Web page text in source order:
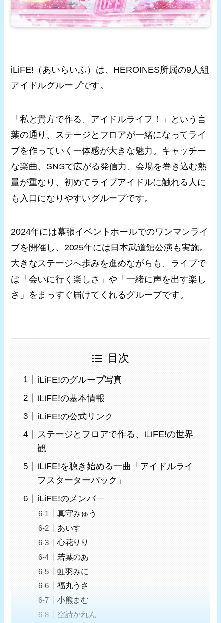
iLiFE!（あいらいふ）は、HEROINES所属の9人組
アイドルグループです。
「私と貴方で作る、アイドルライフ！」という言
葉の通り、ステージとフロアが一緒になってライ
ブを作っていく一体感が大きな魅力。キャッチー
な楽曲、SNSで広がる発信力、会場を巻き込む熱
量が重なり、初めてライブアイドルに触れる人に
も入口になりやすいグループです。
2024年には幕張イベントホールでのワンマンライ
ブを開催し、2025年には日本武道館公演も実施。
大きなステージへ歩みを進めながらも、ライブで
は「会いに行く楽しさ」や「一緒に声を出す楽し
さ」をまっすぐ届けてくれるグループです。
目次
iLiFE!のグループ写真
iLiFE!の基本情報
iLiFE!の公式リンク
ステージとフロアで作る、iLiFE!の世界
観
iLiFE!を聴き始める一曲「アイドルライ
フスターターパック」
iLiFE!のメンバー
真守みゅう
あいす
心花りり
若葉のあ
虹羽みに
福丸うさ
小熊まむ
空詩かれん